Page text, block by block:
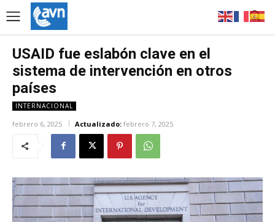
USAID fue eslabón clave en el
sistema de intervención en otros
países
INTERNACIONAL
febrero 6, 2025 Actualizado: febrero 7, 2025